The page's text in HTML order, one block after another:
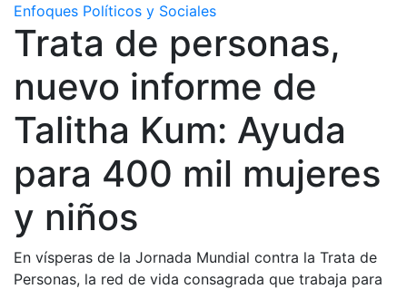
Enfoques Políticos y Sociales
Trata de personas,
nuevo informe de
Talitha Kum: Ayuda
para 400 mil mujeres
y niños
En vísperas de la Jornada Mundial contra la Trata de
Personas, la red de vida consagrada que trabaja para